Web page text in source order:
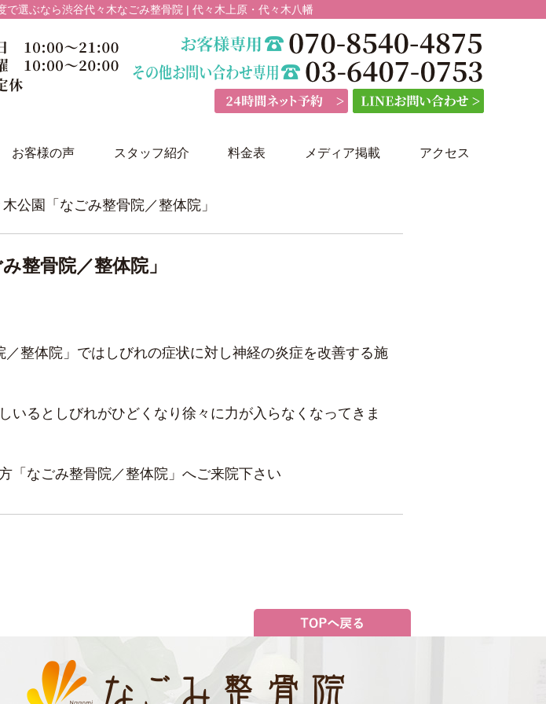
選ぶなら渋谷代々木なごみ整骨院 | 代々木上原・代々木八幡
お客様の声 スタッフ紹介 料金表 メディア掲載 アクセス
公園「なごみ整骨院／整体院」
整骨院／整体院」
整体院」ではしびれの症状に対し神経の炎症を改善する施
いるとしびれがひどくなり徐々に力が入らなくなってきま
「なごみ整骨院／整体院」へご来院下さい